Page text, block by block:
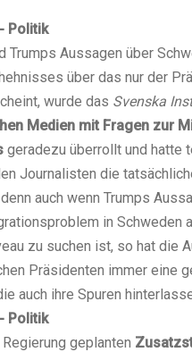
Politik
Trumps Aussagen über
über das nur der
wurde das Svenska
Medien mit Fragen zur
geradezu überrollt und hatte
Journalisten die
auch wenn Trumps
in Schweden
zu suchen ist, so hat die
Präsidenten immer eine
auch ihre Spuren
Politik
geplanten